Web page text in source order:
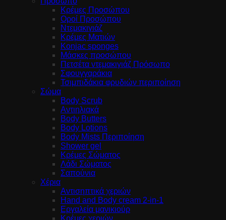
Κρέμες Προσώπου
Οροί Προσώπου
Ντεμακιγιάζ
Κρέμες Ματιών
Konjac sponges
Μάσκες προσώπου
Πετσέτα ντεμακιγιάζ Πρόσωπο
Σφουγγαράκια
Τσιμπιδάκια φρυδιών περιποίηση
Σώμα
Body Scrub
Αντιηλιακά
Body Butters
Body Lotions
Body Mists Περιποίηση
Shower gel
Κρέμες Σώματος
Λάδι Σώματος
Σαπούνια
Χέρια
Αντισηπτικά χεριών
Hand and Body cream 2-in-1
Εργαλεία μανικιούρ
Κρέμες χεριών